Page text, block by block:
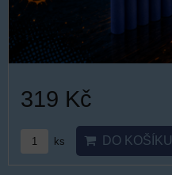
319 Kč
ks DO KOŠÍKU